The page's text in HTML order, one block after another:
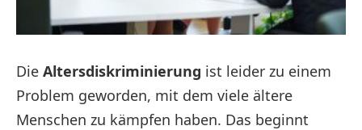
Die Altersdiskriminierung ist leider zu einem
Problem geworden, mit dem viele ältere
Menschen zu kämpfen haben. Das beginnt